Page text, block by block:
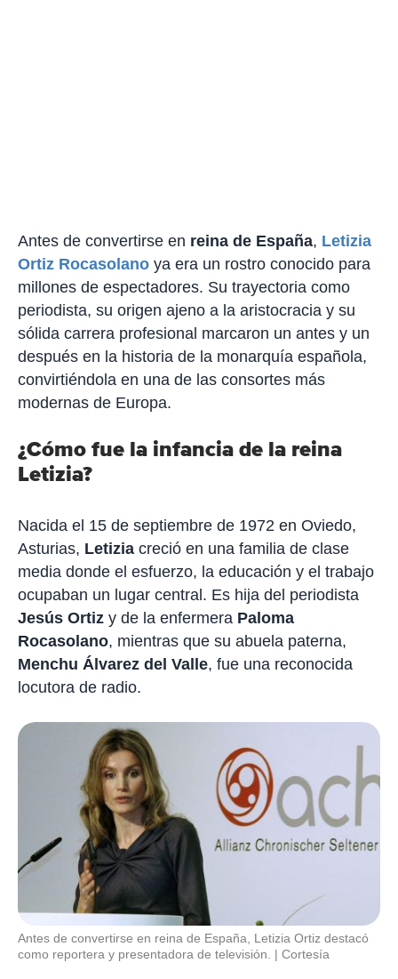
Antes de convertirse en reina de España, Letizia
Ortiz Rocasolano ya era un rostro conocido para
millones de espectadores. Su trayectoria como
periodista, su origen ajeno a la aristocracia y su
sólida carrera profesional marcaron un antes y un
después en la historia de la monarquía española,
convirtiéndola en una de las consortes más
modernas de Europa.
¿Cómo fue la infancia de la reina
Letizia?
Nacida el 15 de septiembre de 1972 en Oviedo,
Asturias, Letizia creció en una familia de clase
media donde el esfuerzo, la educación y el trabajo
ocupaban un lugar central. Es hija del periodista
Jesús Ortiz y de la enfermera Paloma
Rocasolano, mientras que su abuela paterna,
Menchu Álvarez del Valle, fue una reconocida
locutora de radio.
Antes de convertirse en reina de España, Letizia Ortiz destacó
como reportera y presentadora de televisión.
Cortesía